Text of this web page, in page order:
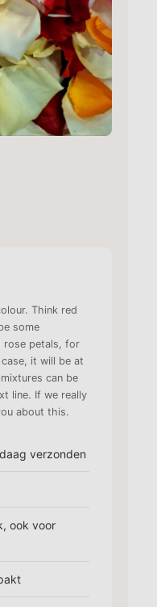
Think red
some
rose petals, for
it will be at
can be
line. If we really
about this.
verzonden
ook voor